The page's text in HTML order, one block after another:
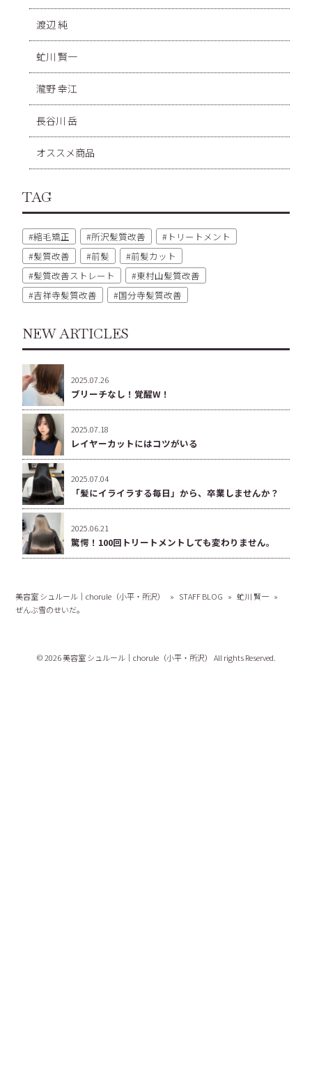
渡辺 純
虻川 賢一
瀧野 幸江
長谷川 岳
オススメ商品
TAG
縮毛矯正 所沢髪質改善
トリートメント
髪質改善
前髪
前髪カット
髪質改善ストレート
東村山髪質改善
吉祥寺髪質改善
国分寺髪質改善
NEW ARTICLES
2025.07.26
ブリーチなし！覚醒W！
2025.07.18
レイヤーカットにはコツがいる
2025.07.04
「髪にイライラする毎日」から、卒業しませんか？
2025.06.21
驚愕！100回トリートメントしても変わりません。
美容室 シュルール｜chorule（小平・所沢） » STAFF BLOG » 虻川 賢一 »
ぜんぶ雪のせいだ。
© 2026 美容室 シュルール｜chorule（小平・所沢） All rights Reserved.